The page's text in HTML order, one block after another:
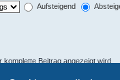
Aufsteigend
Beitrag angezeigt wird.